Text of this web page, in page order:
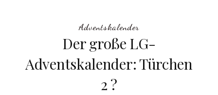
Adventskalender
Der große LG-
Adventskalender: Türchen
2 ?